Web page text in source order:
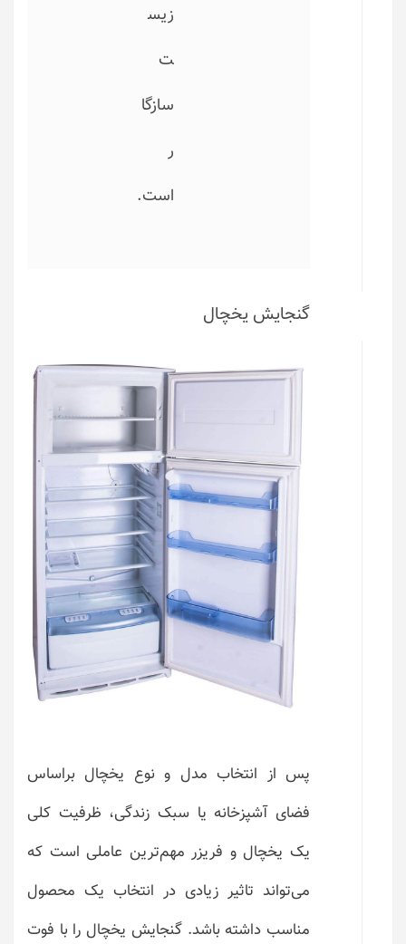
زیس
ت
سازگا
ر
است.
گنجایش یخچال
پس از انتخاب مدل و نوع یخچال براساس
فضای آشپزخانه یا سبک زندگی، ظرفیت کلی
یک یخچال و فریزر مهم‌ترین عاملی است که
می‌تواند تاثیر زیادی در انتخاب یک محصول
مناسب داشته باشد. گنجایش یخچال را با فوت